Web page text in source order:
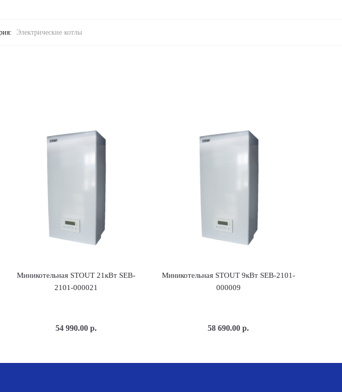
Электрические котлы
Миникотельная STOUT 21кВт SEB-
2101-000021
54 990.00 р.
Миникотельная STOUT 9кВт SEB-2101-
000009
58 690.00р.